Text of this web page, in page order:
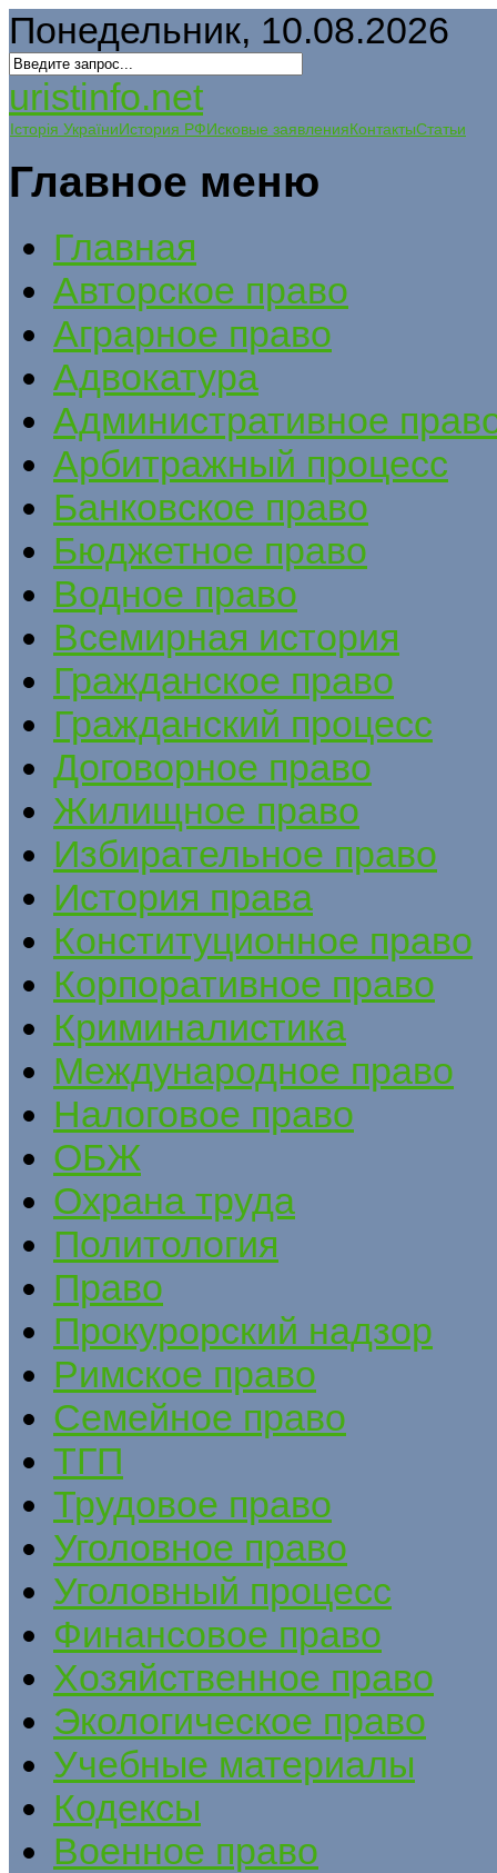
Понедельник, 10.08.2026
uristinfo.net
Історія УкраїниИстория РФИсковые заявленияКонтактыСтатьи
Главное меню
Главная
Авторское право
Аграрное право
Адвокатура
Административное
Арбитражный процесс
Банковское право
Бюджетное право
Водное право
Всемирная история
Гражданское право
Гражданский процесс
Договорное право
Жилищное право
Избирательное право
История права
Конституционное право
Корпоративное право
Криминалистика
Международное право
Налоговое право
ОБЖ
Охрана труда
Политология
Право
Прокурорский надзор
Римское право
Семейное право
ТГП
Трудовое право
Уголовное право
Уголовный процесс
Финансовое право
Хозяйственное право
Экологическое право
Учебные материалы
Кодексы
Военное право